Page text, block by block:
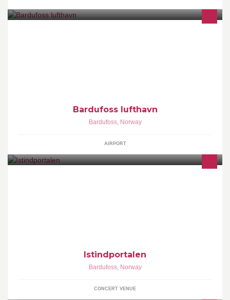
Bardufoss lufthavn
Bardufoss, Norway
AIRPORT
Istindportalen
Bardufoss, Norway
CONCERT VENUE